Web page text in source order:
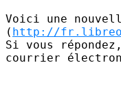
Voici une
( http://
Si vous
courrier